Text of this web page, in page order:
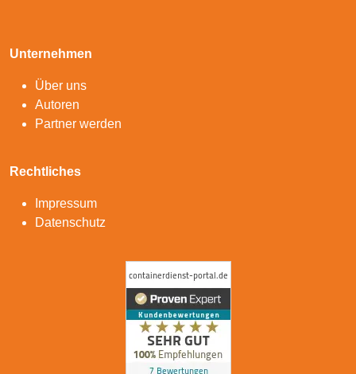
Unternehmen
Über uns
Autoren
Partner werden
Rechtliches
Impressum
Datenschutz